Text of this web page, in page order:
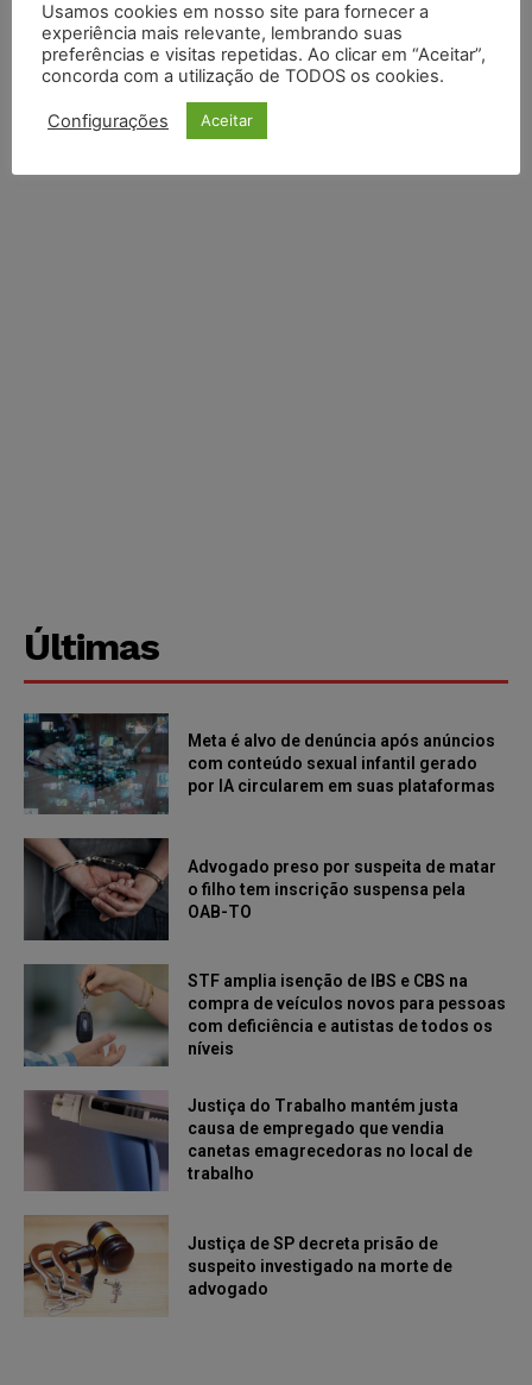
Últimas
Meta é alvo de denúncia após anúncios
com conteúdo sexual infantil gerado
por IA circularem em suas plataformas
Advogado preso por suspeita de matar
o filho tem inscrição suspensa pela
OAB-TO
STF amplia isenção de IBS e CBS na
compra de veículos novos para pessoas
com deficiência e autistas de todos os
níveis
Justiça do Trabalho mantém justa
causa de empregado que vendia
canetas emagrecedoras no local de
trabalho
Justiça de SP decreta prisão de
suspeito investigado na morte de
advogado
Usamos cookies em nosso site para fornecer a
experiência mais relevante, lembrando suas
preferências e visitas repetidas. Ao clicar em “Aceitar”,
concorda com a utilização de TODOS os cookies.
Configurações Aceitar